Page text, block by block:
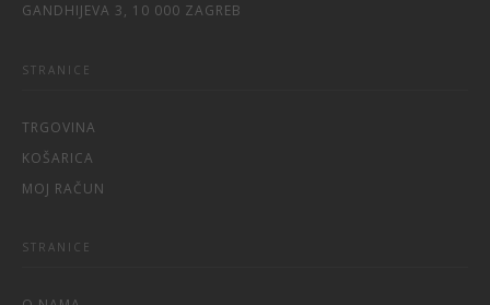
GANDHIJEVA 3, 10 000 ZAGREB
STRANICE
TRGOVINA
KOŠARICA
MOJ RAČUN
STRANICE